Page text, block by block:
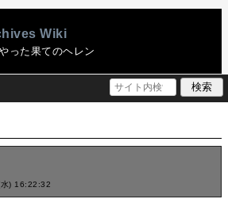
Wiki
った果てのヘレン
) 16:22:32